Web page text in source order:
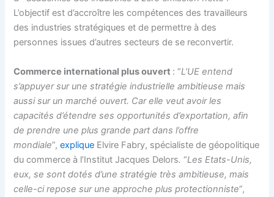
L’objectif est d’accroître les compétences des travailleurs
des industries stratégiques et de permettre à des
personnes issues d’autres secteurs de se reconvertir.
Commerce international plus ouvert : “L’UE entend
s’appuyer sur une stratégie industrielle ambitieuse mais
aussi sur un marché ouvert. Car elle veut avoir les
capacités d’étendre ses opportunités d’exportation, afin
de prendre une plus grande part dans l’offre
mondiale”,explique Elvire Fabry, spécialiste de géopolitique
du commerce à l’Institut Jacques Delors.“Les Etats-Unis,
eux, se sont dotés d’une stratégie très ambitieuse, mais
celle-ci repose sur une approche plus protectionniste”,